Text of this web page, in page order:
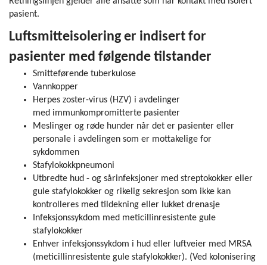
pasient.
Luftsmitteisolering er indisert for
pasienter med følgende tilstander
Smitteførende tuberkulose
Vannkopper
Herpes zoster-virus (HZV) i avdelinger
med immunkompromitterte pasienter
Meslinger og røde hunder når det er pasienter eller
personale i avdelingen som er mottakelige for
sykdommen
Stafylokokkpneumoni
Utbredte hud - og sårinfeksjoner med streptokokker eller
gule stafylokokker og rikelig sekresjon som ikke kan
kontrolleres med tildekning eller lukket drenasje
Infeksjonssykdom med meticillinresistente gule
stafylokokker
Enhver infeksjonssykdom i hud eller luftveier med MRSA
(meticillinresistente gule stafylokokker). (Ved kolonisering